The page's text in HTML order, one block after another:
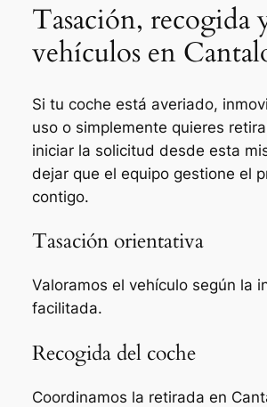
Tasación, recogida
vehículos en
Si tu coche está averiado,
uso o simplemente quieres
iniciar la solicitud desde esta
dejar que el equipo gestione el
contigo.
Tasación orientativa
Valoramos el vehículo según la
facilitada.
Recogida del coche
Coordinamos la retirada en